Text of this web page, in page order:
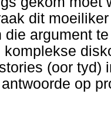
dit
die argument
(oor tyd)
op